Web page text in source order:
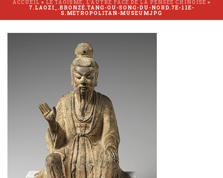
ACCUEIL » LE TAOÏSME, L’AUTRE FACE DE LA PENSÉE CHINOISE »
7.LAOZI_.BRONZE.TANG-OU-SONG-DU-NORD.7E-11E-
S.METROPOLITAN-MUSEUMJPG